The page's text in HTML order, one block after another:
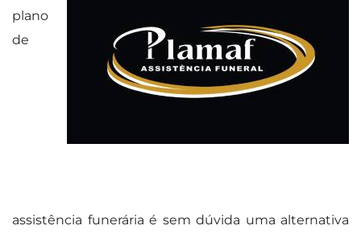
plano
de
assistência funerária é sem dúvida uma alternativa